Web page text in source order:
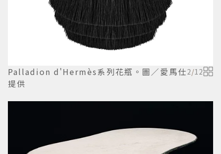
Palladion d'Hermès系列花瓶。圖／愛馬仕
提供
2/12